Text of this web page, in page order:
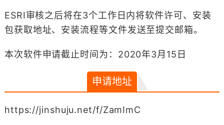
ESRI审核之后将在3个工作日内将软件许可、安装
包获取地址、安装流程等文件发送至提交邮箱。
本次软件申请截止时间为：2020年3月15日
申请地址
https://jinshuju.net/f/ZamImC